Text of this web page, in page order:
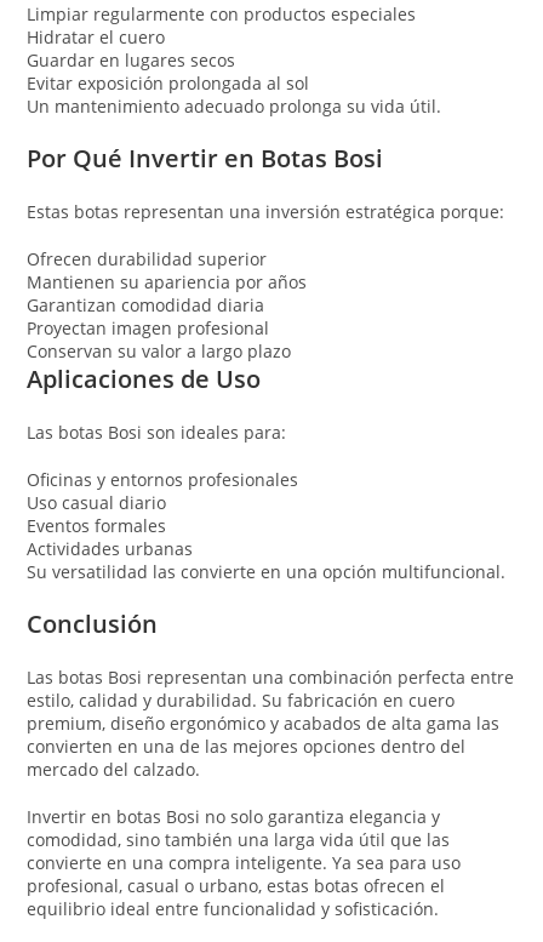
Limpiar regularmente con productos especiales
Hidratar el cuero
Guardar en lugares secos
Evitar exposición prolongada al sol
Un mantenimiento adecuado prolonga su vida útil.
Por Qué Invertir en Botas Bosi
Estas botas representan una inversión estratégica porque:
Ofrecen durabilidad superior
Mantienen su apariencia por años
Garantizan comodidad diaria
Proyectan imagen profesional
Conservan su valor a largo plazo
Aplicaciones de Uso
Las botas Bosi son ideales para:
Oficinas y entornos profesionales
Uso casual diario
Eventos formales
Actividades urbanas
Su versatilidad las convierte en una opción multifuncional.
Conclusión
Las botas Bosi representan una combinación perfecta entre
estilo, calidad y durabilidad. Su fabricación en cuero
premium, diseño ergonómico y acabados de alta gama las
convierten en una de las mejores opciones dentro del
mercado del calzado.
Invertir en botas Bosi no solo garantiza elegancia y
comodidad, sino también una larga vida útil que las
convierte en una compra inteligente. Ya sea para uso
profesional, casual o urbano, estas botas ofrecen el
equilibrio ideal entre funcionalidad y sofisticación.